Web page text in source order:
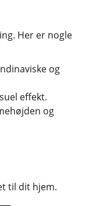
Her er nogle
og
effekt.
og
til dit hjem.